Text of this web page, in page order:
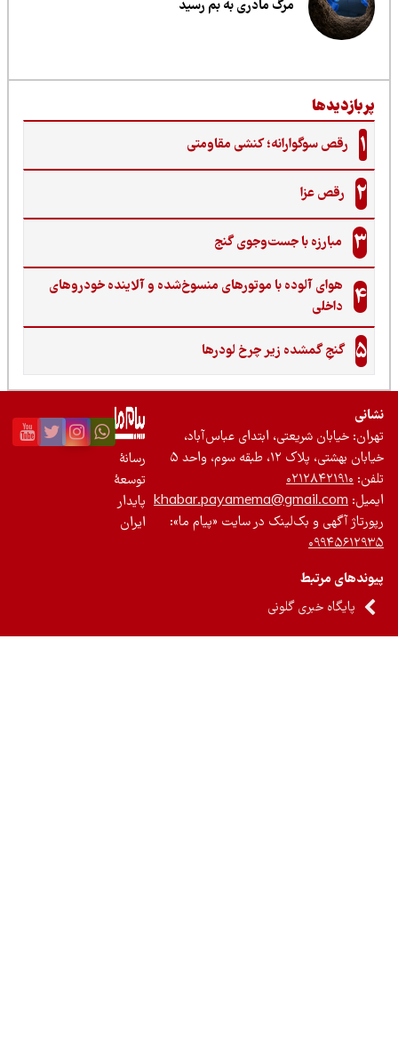
مرگ مادری به بم رسید
رقص سوگوارانه؛ کنشی مقاومتی
رقص عزا
مبارزه با جست‌وجوی گنج‌
هوای آلوده با موتورهای منسوخ‌شده و آلاینده خودروهای
داخلی
گنجِ گمشده زیر چرخ لودرها
خیابان شریعتی، ابتدای عباس‌آباد،
بهشتی، پلاک ۱۲، طبقه سوم، واحد ۵
۰۲۱۲۸۴۲۱۹۱۰
khabar.payamema@gmail.com
آگهی و بک‌لینک در سایت «پیام ما»:
مرتبط
پایگاه خبری گلونی
رسانۀ
توسعۀ
پایدار
ایران